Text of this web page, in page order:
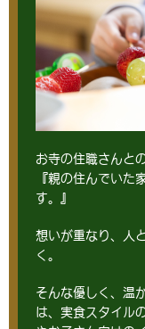
お寺の住職さんと
『親の住んでいた
す。』
想いが重なり、人
く。
そんな優しく、温
は、実食スタイル